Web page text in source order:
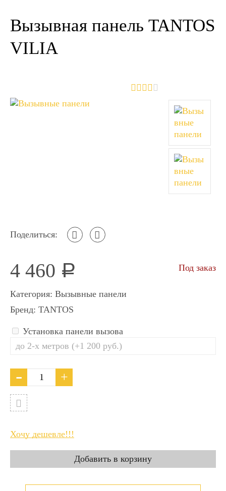
Вызывная панель TANTOS
VILIA
Поделиться:
4 460 Р
Категория: Вызывные панели
Бренд: TANTOS
Под заказ
Установка панели вызова
Хочу дешевле!!!